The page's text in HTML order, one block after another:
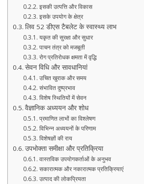
इसकी उत्पत्ति और विकास
इसके उपयोग के क्षेत्र
लिव 52 डीएस टैबलेट के स्वास्थ्य लाभ
यकृत की सुरक्षा और सुधार
पाचन तंत्र को मजबूती
रोग प्रतिरोधक क्षमता में वृद्धि
सेवन विधि और सावधानियां
उचित खुराक और समय
संभावित दुष्प्रभाव
विशेष स्थितियों में सेवन
वैज्ञानिक अध्ययन और शोध
प्रमाणित लाभों का विश्लेषण
विभिन्न अध्ययनों के परिणाम
विशेषज्ञों की राय
उपभोक्ता समीक्षा और प्रतिक्रिया
वास्तविक उपयोगकर्ताओं के अनुभव
सकारात्मक और नकारात्मक प्रतिक्रियाएं
उत्पाद की लोकप्रियता